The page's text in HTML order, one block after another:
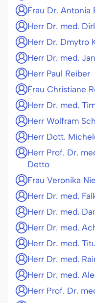
Frau Dr. Antonia
Herr Dr. med.
Herr Dr. Dmytro
Herr Dr. med.
Herr Paul Reiber
Frau Christiane
Herr Dr. med.
Herr Wolfram
Herr Dott.
Herr Prof. Dr.
Detto
Frau Veronika
Herr Dr. med.
Herr Dr. med.
Herr Dr. med.
Herr Dr. med.
Herr Dr. med.
Herr Dr. med.
Herr Prof. Dr.